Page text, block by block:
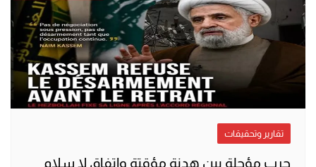
تقارير وتحقيقات
حرب مؤجلة بين هدنة مؤقتة واتفاق لا سلام